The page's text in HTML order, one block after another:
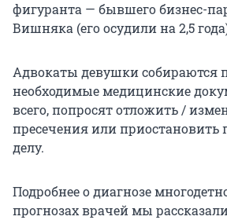
фигуранта — бывшего бизнес-
Вишняка (его осудили на 2,5
Адвокаты девушки собираются
необходимые медицинские
всего, попросят отложить /
пресечения или приостановить
делу.
Подробнее о диагнозе
прогнозах врачей мы